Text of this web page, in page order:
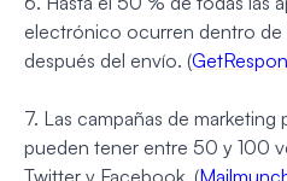
electrónico ocurren dentro de
después del envío. (
7. Las campañas de
pueden tener entre 50 y 100
Twitter y Facebook. (